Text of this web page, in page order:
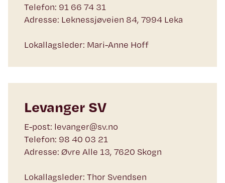
Telefon: 91 66 74 31
Adresse: Leknessjøveien 84, 7994 Leka
Lokallagsleder: Mari-Anne Hoff
Levanger SV
E-post: levanger@sv.no
Telefon: 98 40 03 21
Adresse: Øvre Alle 13, 7620 Skogn
Lokallagsleder: Thor Svendsen